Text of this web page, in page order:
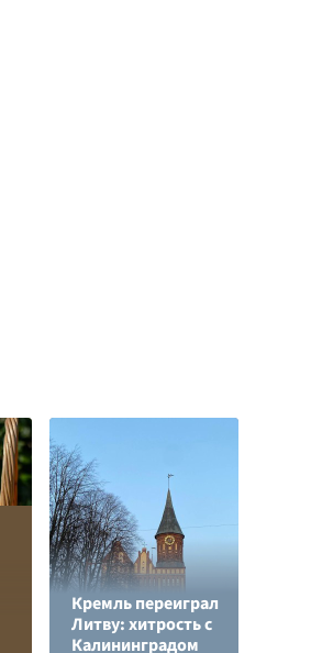
Кремль переиграл
Литву: хитрость с
Калининградом